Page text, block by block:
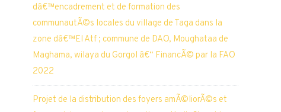
dâ€™encadrement et de formation des
communautÃ©s locales du village de Taga dans la
zone dâ€™El Atf ; commune de DAO, Moughataa de
Maghama, wilaya du Gorgol â€“ FinancÃ© par la FAO
2022
Projet de la distribution des foyers amÃ©liorÃ©s et